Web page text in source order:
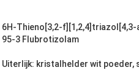
6H-Thieno[3,2-
95-3 Flubrotizolam
Uiterlijk: kristalhelder wit poeder,